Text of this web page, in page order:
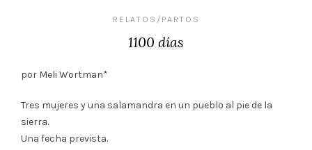
RELATOS/PARTOS
1100 días
por Meli Wortman*
Tres mujeres y una salamandra en un pueblo al pie de la
sierra.
Una fecha prevista.